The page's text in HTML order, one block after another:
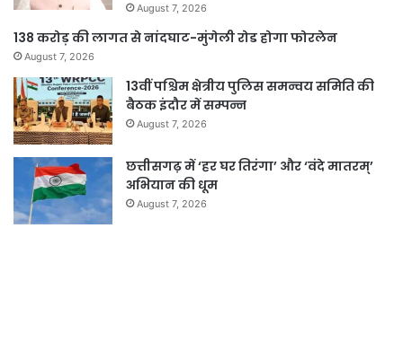
August 7, 2026
138 करोड़ की लागत से नांदघाट-मुंगेली रोड होगा फोरलेन
August 7, 2026
13वीं पश्चिम क्षेत्रीय पुलिस समन्वय समिति की
बैठक इंदौर में सम्पन्न
August 7, 2026
छत्तीसगढ़ में ‘हर घर तिरंगा’ और ‘वंदे मातरम्’
अभियान की धूम
August 7, 2026